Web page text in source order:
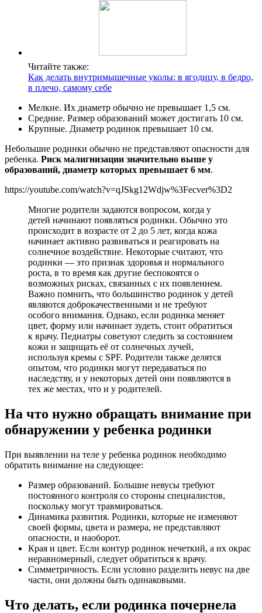
Читайте также:
Как делать внутримышечные уколы: в ягодицу, в бедро,
в плечо, самому себе
Мелкие. Их диаметр обычно не превышает 1,5 см.
Средние. Размер образований может достигать 10 см.
Крупные. Диаметр родинок превышает 10 см.
Небольшие родинки обычно не представляют опасности для
ребенка. Риск малигнизации значительно выше у
образований, диаметр которых превышает 6 мм.
https://youtube.com/watch?v=qJSkg12Wdjw%3Fecver%3D2
Многие родители задаются вопросом, когда у
детей начинают появляться родинки. Обычно это
происходит в возрасте от 2 до 5 лет, когда кожа
начинает активно развиваться и реагировать на
солнечное воздействие. Некоторые считают, что
родинки — это признак здоровья и нормального
роста, в то время как другие беспокоятся о
возможных рисках, связанных с их появлением.
Важно помнить, что большинство родинок у детей
являются доброкачественными и не требуют
особого внимания. Однако, если родинка меняет
цвет, форму или начинает зудеть, стоит обратиться
к врачу. Педиатры советуют следить за состоянием
кожи и защищать её от солнечных лучей,
используя кремы с SPF. Родители также делятся
опытом, что родинки могут передаваться по
наследству, и у некоторых детей они появляются в
тех же местах, что и у родителей.
На что нужно обращать внимание при
обнаружении у ребенка родинки
При выявлении на теле у ребенка родинок необходимо
обратить внимание на следующее:
Размер образований. Большие невусы требуют
постоянного контроля со стороны специалистов,
поскольку могут травмироваться.
Динамика развития. Родинки, которые не изменяют
своей формы, цвета и размера, не представляют
опасности, и наоборот.
Края и цвет. Если контур родинок нечеткий, а их окрас
неравномерный, следует обратиться к врачу.
Симметричность. Если условно разделить невус на две
части, они должны быть одинаковыми.
Что делать, если родинка почернела